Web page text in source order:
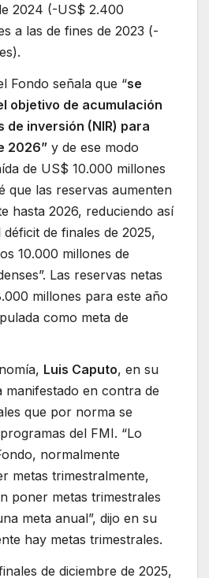
2024 (-US$ 2.400
a las de fines de 2023 (-
Fondo señala que “se
objetivo de acumulación
de inversión (NIR) para
2026” y de ese modo
de US$ 10.000 millones
que las reservas aumenten
hasta 2026, reduciendo así
de finales de 2025,
10.000 millones de
Las reservas netas
millones para este año
como meta de
Luis Caputo, en su
manifestado en contra de
que por norma se
del FMI. “Lo
normalmente
metas trimestralmente,
poner metas trimestrales
meta anual”, dijo en su
hay metas trimestrales.
de diciembre de 2025,